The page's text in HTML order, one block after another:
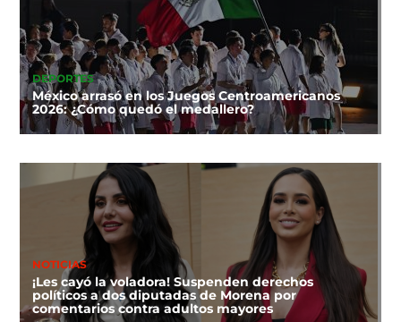
DEPORTES
México arrasó en los Juegos Centroamericanos
2026: ¿Cómo quedó el medallero?
NOTICIAS
¡Les cayó la voladora! Suspenden derechos
políticos a dos diputadas de Morena por
comentarios contra adultos mayores